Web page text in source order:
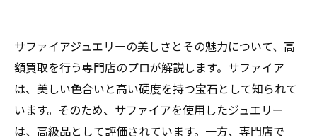
サファイアジュエリーの美しさとその魅力について、高
額買取を行う専門店のプロが解説します。サファイア
は、美しい色合いと高い硬度を持つ宝石として知られて
います。そのため、サファイアを使用したジュエリー
は、高級品として評価されています。一方、専門店で